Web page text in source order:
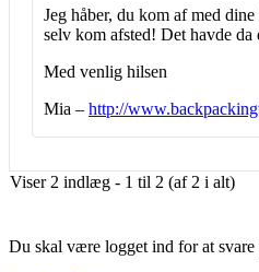
Jeg håber, du kom af med
selv kom afsted! Det havde
Med venlig hilsen
Mia – http://
Viser 2 indlæg - 1 til 2 (af 2 i alt)
Du skal være logget ind for at